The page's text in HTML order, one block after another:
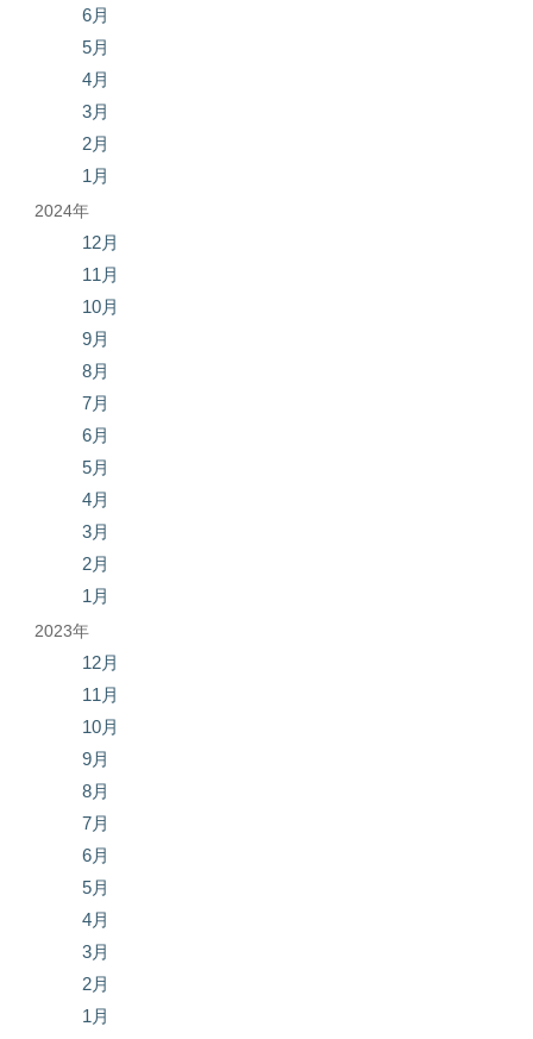
6月
5月
4月
3月
2月
1月
2024年
12月
11月
10月
9月
8月
7月
6月
5月
4月
3月
2月
1月
2023年
12月
11月
10月
9月
8月
7月
6月
5月
4月
3月
2月
1月